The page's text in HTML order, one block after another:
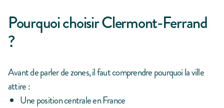
Pourquoi choisir Clermont-Ferrand
?
Avant de parler de zones, il faut comprendre pourquoi la ville
attire :
Une position centrale en France